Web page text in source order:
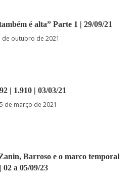
é alta” Parte 1 | 29/09/21
de outubro de 2021
| 1.910 | 03/03/21
5 de março de 2021
Barroso e o marco temporal
| 02 a 05/09/23